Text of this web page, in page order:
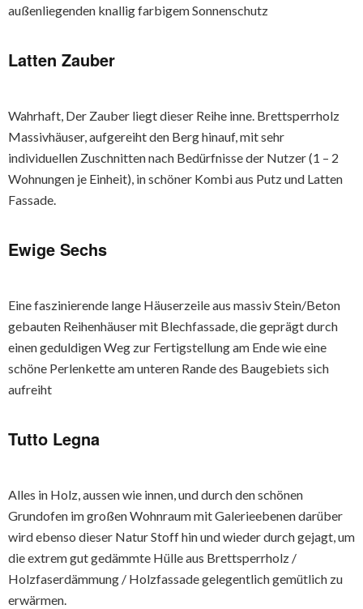
außenliegenden knallig farbigem Sonnenschutz
Latten Zauber
Wahrhaft, Der Zauber liegt dieser Reihe inne. Brettsperrholz
Massivhäuser, aufgereiht den Berg hinauf, mit sehr
individuellen Zuschnitten nach Bedürfnisse der Nutzer (1 – 2
Wohnungen je Einheit), in schöner Kombi aus Putz und Latten
Fassade.
Ewige Sechs
Eine faszinierende lange Häuserzeile aus massiv Stein/Beton
gebauten Reihenhäuser mit Blechfassade, die geprägt durch
einen geduldigen Weg zur Fertigstellung am Ende wie eine
schöne Perlenkette am unteren Rande des Baugebiets sich
aufreiht
Tutto Legna
Alles in Holz, aussen wie innen, und durch den schönen
Grundofen im großen Wohnraum mit Galerieebenen darüber
wird ebenso dieser Natur Stoff hin und wieder durch gejagt, um
die extrem gut gedämmte Hülle aus Brettsperrholz /
Holzfaserdämmung / Holzfassade gelegentlich gemütlich zu
erwärmen.